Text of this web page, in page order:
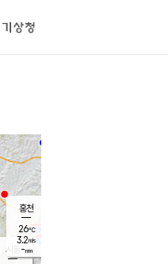
시동
홍천
26℃
3.2m/s
-mm